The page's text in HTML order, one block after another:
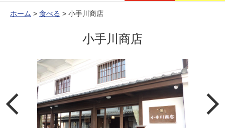
ホーム > 食べる > 小手川商店
小手川商店